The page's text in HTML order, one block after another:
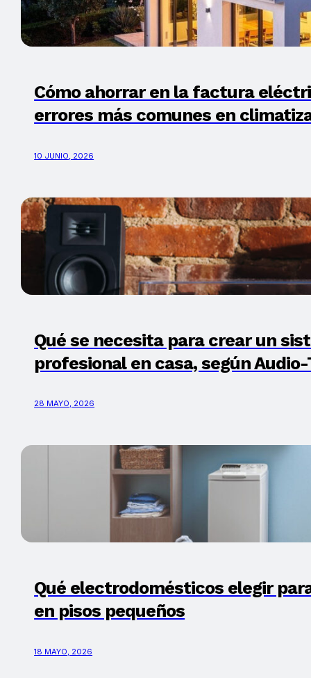
Cómo ahorrar en la factura
errores más comunes en
10 JUNIO, 2026
Qué se necesita para crear un
profesional en casa, según
28 MAYO, 2026
Qué electrodomésticos elegir
en pisos pequeños
18 MAYO, 2026